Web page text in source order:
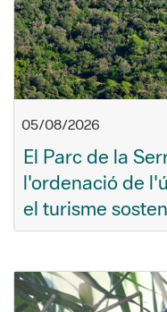
05/08/2026
El Parc de la
l'ordenació de
el turisme